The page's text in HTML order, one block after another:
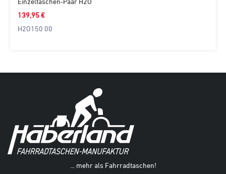
139,95 €
H2O150 00
... mehr als Fahrradtaschen!